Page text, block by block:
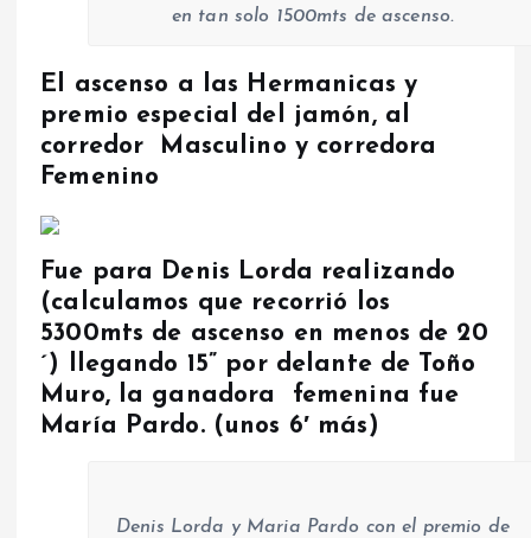
en tan solo 1500mts de ascenso.
El ascenso a las Hermanicas y
premio especial del jamón, al
corredor Masculino y corredora
Femenino
Fue para Denis Lorda realizando
(calculamos que recorrió los
5300mts de ascenso en menos de 20
´) llegando 15” por delante de Toño
Muro, la ganadora femenina fue
María Pardo. (unos 6′ más)
Denis Lorda y Maria Pardo con el premio de